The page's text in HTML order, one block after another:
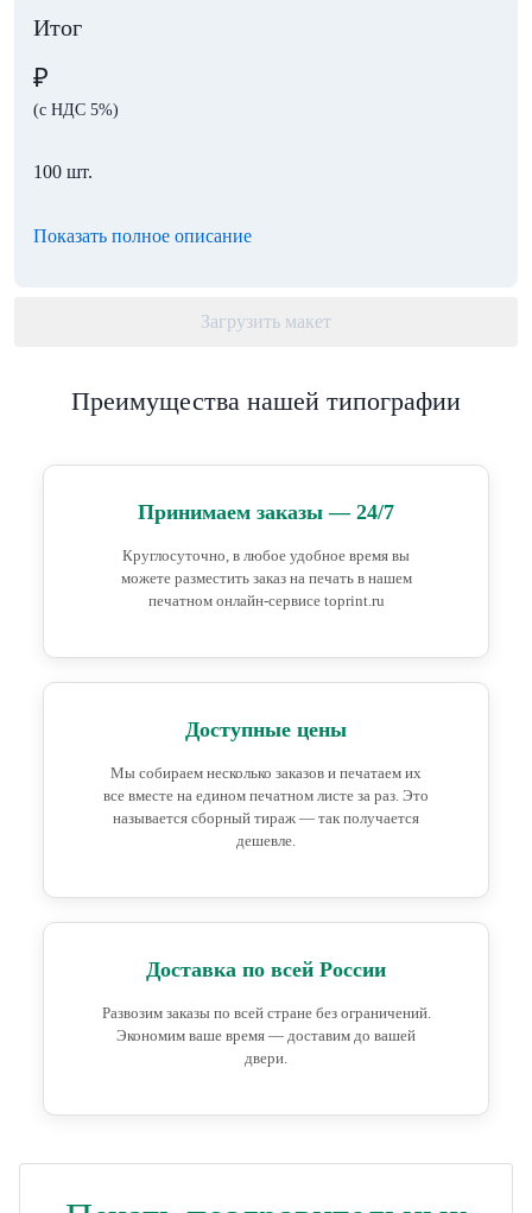
Итог
₽
(с НДС 5%)
100 шт.
Показать полное описание
Загрузить макет
Преимущества нашей типографии
Принимаем заказы — 24/7
Круглосуточно, в любое удобное время вы
можете разместить заказ на печать в нашем
печатном онлайн-сервисе toprint.ru
Доступные цены
Мы собираем несколько заказов и печатаем их
все вместе на едином печатном листе за раз. Это
называется сборный тираж — так получается
дешевле.
Доставка по всей России
Развозим заказы по всей стране без ограничений.
Экономим ваше время — доставим до вашей
двери.